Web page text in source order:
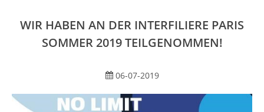
WIR HABEN AN DER INTERFILIERE PARIS
SOMMER 2019 TEILGENOMMEN!
06-07-2019